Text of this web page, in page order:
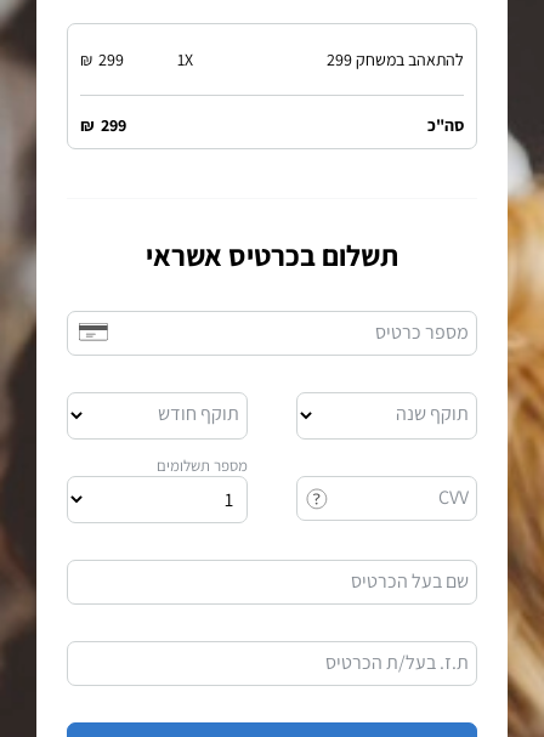
להתאהב במשחק 299 X
1
299
₪
סה"כ 299
₪
תשלום בכרטיס אשראי
מספר כרטיס
תוקף שנה תוקף חודש
CVV
מספר תשלומים
שם בעל הכרטיס
ת.ז. בעל/ת הכרטיס